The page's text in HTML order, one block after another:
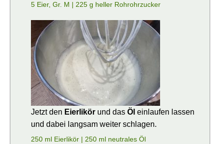
5 Eier, Gr. M | 225 g heller Rohrohrzucker
Jetzt den Eierlikör und das Öl einlaufen lassen
und dabei langsam weiter schlagen.
250 ml Eierlikör | 250 ml neutrales Öl